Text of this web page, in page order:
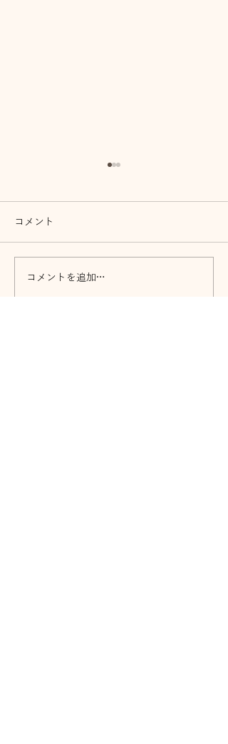
前橋リリカ 7月26日イベ
コメント
コメントを追加…